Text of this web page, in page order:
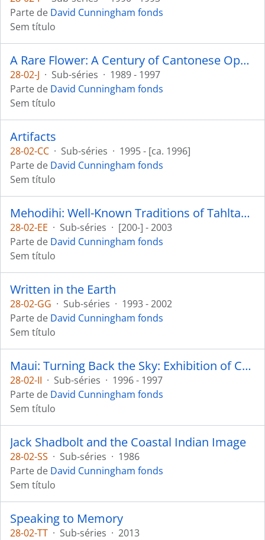
Parte de David Cunningham fonds
Sem título
A Rare Flower: A Century of Cantonese Opera in Canada
28-02-J · Sub-séries · 1989 - 1997
Parte de David Cunningham fonds
Sem título
Artifacts
28-02-CC · Sub-séries · 1995 - [ca. 1996]
Parte de David Cunningham fonds
Sem título
Mehodihi: Well-Known Traditions of Tahltan People
28-02-EE · Sub-séries · [200-] - 2003
Parte de David Cunningham fonds
Sem título
Written in the Earth
28-02-GG · Sub-séries · 1993 - 2002
Parte de David Cunningham fonds
Sem título
Maui: Turning Back the Sky: Exhibition of Contemporary Hawaiian Art
28-02-II · Sub-séries · 1996 - 1997
Parte de David Cunningham fonds
Sem título
Jack Shadbolt and the Coastal Indian Image
28-02-SS · Sub-séries · 1986
Parte de David Cunningham fonds
Sem título
Speaking to Memory
28-02-TT · Sub-séries · 2013